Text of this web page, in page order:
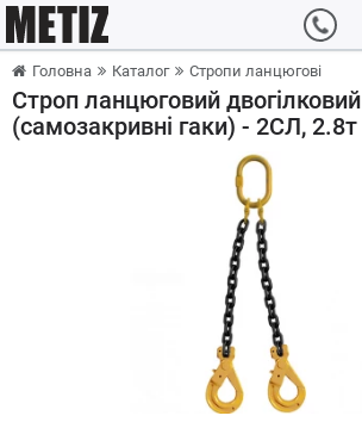
Головна Каталог Стропи ланцюгові
Строп ланцюговий двогілковий
(самозакривні гаки) - 2СЛ, 2.8т